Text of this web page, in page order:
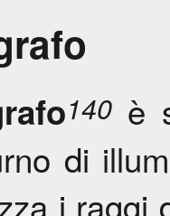
140 è
di
i raggi